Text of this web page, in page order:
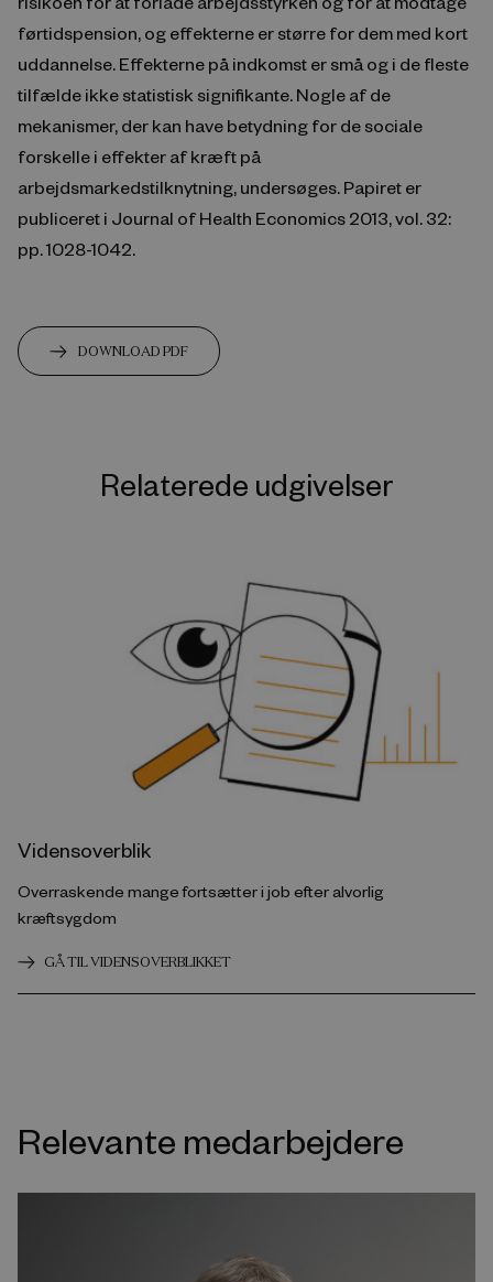
førtidspension, og effekterne er større for dem med kort
uddannelse. Effekterne på indkomst er små og i de fleste
tilfælde ikke statistisk signifikante. Nogle af de
mekanismer, der kan have betydning for de sociale
forskelle i effekter af kræft på
arbejdsmarkedstilknytning, undersøges. Papiret er
publiceret i Journal of Health Economics 2013, vol. 32:
pp. 1028-1042.
DOWNLOAD PDF
Relaterede udgivelser
Vidensoverblik
Overraskende mange fortsætter i job efter alvorlig
kræftsygdom
GÅ TIL VIDENSOVERBLIKKET
Relevante medarbejdere